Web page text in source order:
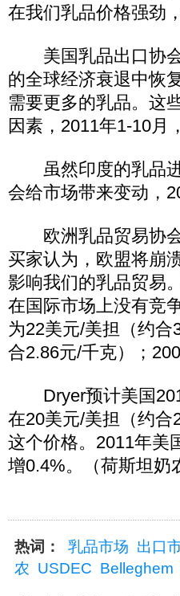
在我们乳品价格强劲
美国乳品出口协会
的全球经济衰退中恢
需要更多的乳品。这
因素，2011年1-10月
虽然印度的乳品进
会给市场带来变动，
欧洲乳品贸易协会
买家认为，欧盟将崩
影响我们的乳品贸易
在国际市场上没有竞
为22美元/美担（约
合2.86元/千克）；
Dryer预计美国
在20美元/美担（约合
这个价格。2011年美
增0.4%。（荷斯坦奶
热词： 乳品市场 出口
农 USDEC Belleghem